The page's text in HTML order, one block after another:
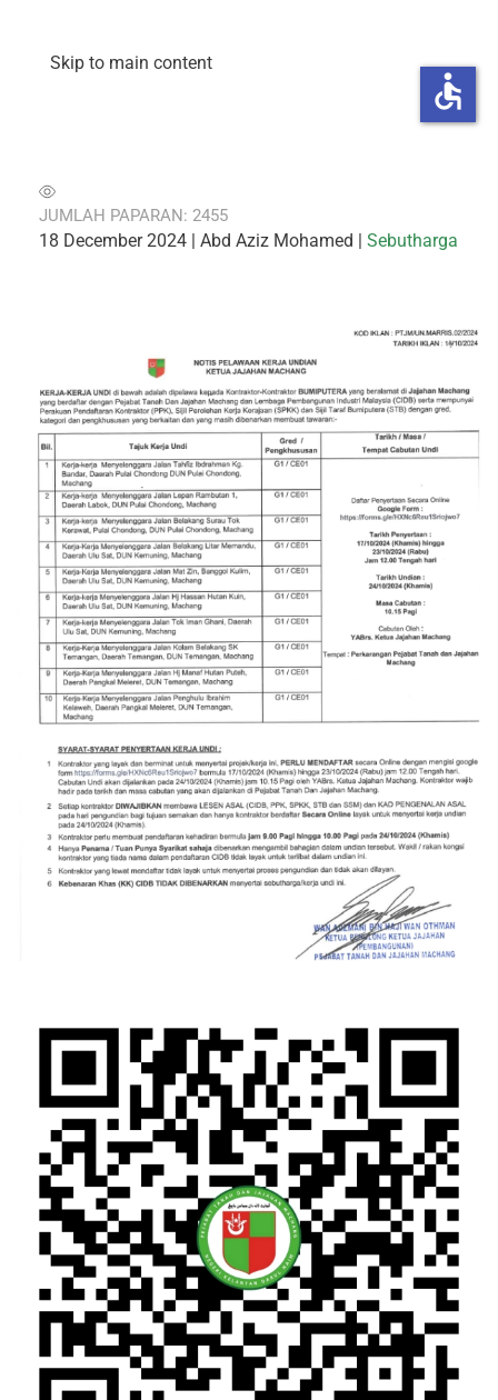
Skip to main content
JUMLAH PAPARAN: 2455
18 December 2024 | Abd Aziz Mohamed | Sebutharga
accessible